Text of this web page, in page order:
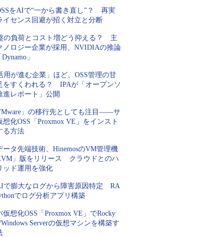
をAIで“一から書き直し”？ 再実
イセンス回避が招く対立と分断
の負荷とコスト増どう抑える？ 主
ノロジー企業が採用、NVIDIAの推論
」
用が進む企業」ほど、OSS管理の甘
をすくわれる？ IPAが「オープンソ
進レポート」公開
」の移行先としても注目――サ
想化OSS「Proxmox VE」をインスト
る方法
ータ先端技術、HinemosのVM管理機
」版をリリース クラウドとのハ
ッド運用を強化
で膨大なログから障害原因特定 RA
でログ分析アプリ構築
仮想化OSS「Proxmox VE」でRocky
Serverの仮想マシンを構築す